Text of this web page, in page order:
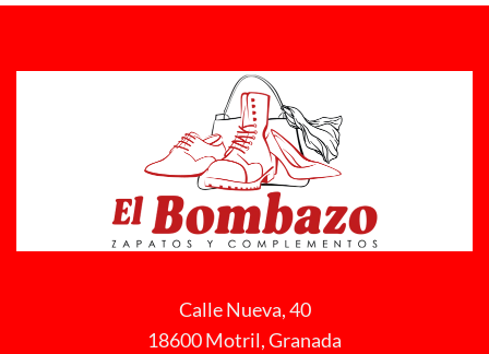
Calle Nueva, 40
18600 Motril, Granada